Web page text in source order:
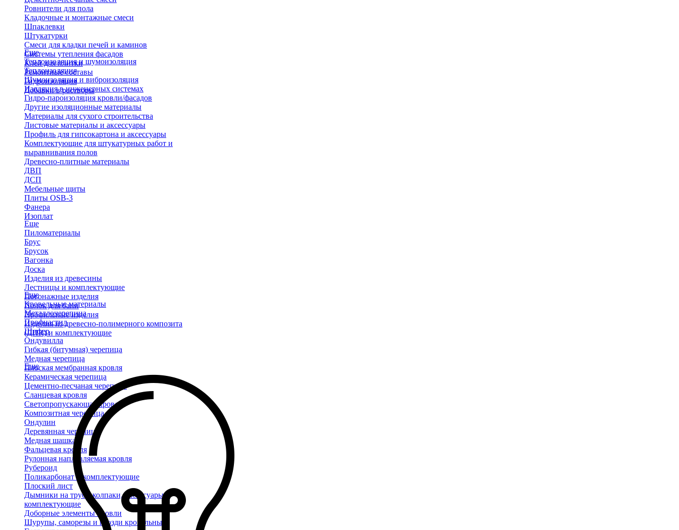
Ровнители для пола
Кладочные и монтажные смеси
Шпаклевки
Штукатурки
Смеси для кладки печей и каминов
Системы утепления фасадов
Клей для плитки
Ремонтные составы
Гидроизоляция
Добавки в растворы
Еще
Теплоизоляция и шумоизоляция
Теплоизоляция
Шумоизоляция и виброизоляция
Изоляция в инженерных системах
Гидро-пароизоляция кровли/фасадов
Другие изоляционные материалы
Материалы для сухого строительства
Листовые материалы и аксессуары
Профиль для гипсокартона и аксессуары
Комплектующие для штукатурных работ и
выравнивания полов
Древесно-плитные материалы
ДВП
ДСП
Мебельные щиты
Плиты OSB-3
Фанера
Изоплат
Еще
Пиломатериалы
Брус
Брусок
Вагонка
Доска
Изделия из древесины
Лестницы и комплектующие
Погонажные изделия
Полок для бани
Профильные изделия
Изделия из древесно-полимерного композита
(ДПК) и комплектующие
Еще
Кровельные материалы
Металлочерепица
Профнастил
Шифер
Ондувилла
Гибкая (битумная) черепица
Медная черепица
Плоская мембранная кровля
Керамическая черепица
Цементно-песчаная черепица
Сланцевая кровля
Светопропускающая кровля
Композитная черепица
Ондулин
Деревянная черепица
Медная шашка
Фальцевая кровля
Рулонная наплавляемая кровля
Рубероид
Поликарбонат и комплектующие
Плоский лист
Дымники на трубу, колпаки, аксессуары и
комплектующие
Доборные элементы кровли
Шурупы, саморезы и гвозди кровельные
Еще